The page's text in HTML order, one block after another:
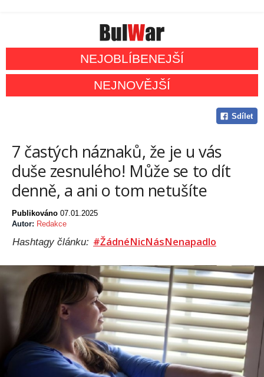
NEJOBLÍBENEJŠÍ
NEJNOVĚJŠÍ
Sdílet
7 častých náznaků, že je u vás
duše zesnulého! Může se to dít
denně, a ani o tom netušíte
Publikováno 07.01.2025
Autor: Redakce
Hashtagy článku: #ŽádnéNicNásNenapadlo